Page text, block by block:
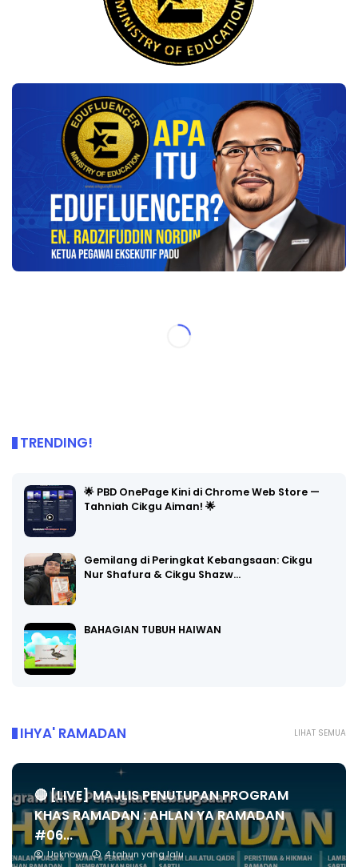
TRENDING!
🌟 PBD OnePage Kini di Chrome Web Store —
Tahniah Cikgu Aiman! 🌟
Gemilang di Peringkat Kebangsaan: Cikgu
Nur Shafura & Cikgu Shazw…
BAHAGIAN TUBUH HAIWAN
LIHAT SEMUA
IHYA' RAMADAN
🔴 [LIVE] MAJLIS PENUTUPAN PROGRAM
KHAS RAMADAN : AHLAN YA RAMADAN
#06...
Unknown 4 tahun yang lalu